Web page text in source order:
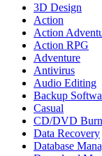
3D Design
Action
Action
Action RPG
Adventure
Antivirus
Audio Editing
Backup
Casual
CD/DVD
Data Recovery
Database